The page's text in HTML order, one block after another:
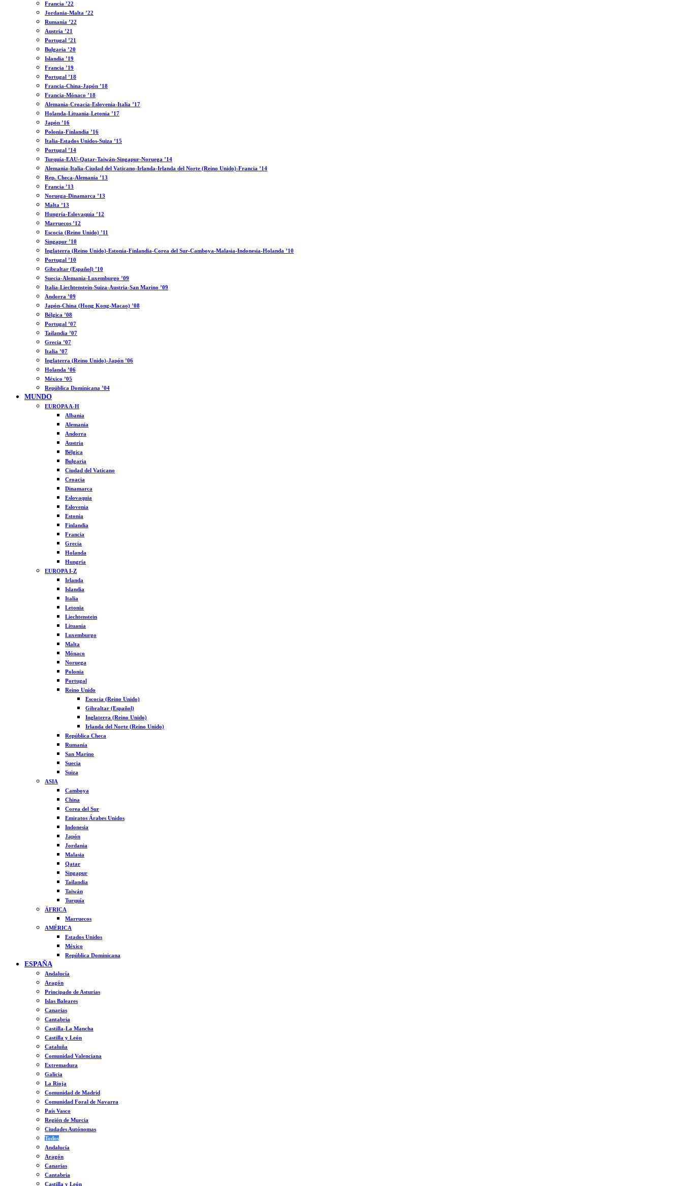
Francia ’22
Jordania-Malta ’22
Rumanía ’22
Austria ’21
Portugal ’21
Bulgaria ’20
Islandia ’19
Francia ’19
Portugal ’18
Francia-China-Japón ’18
Francia-Mónaco ’18
Alemania-Croacia-Eslovenia-Italia ’17
Holanda-Lituania-Letonia ’17
Japón ’16
Polonia-Finlandia ’16
Italia-Estados Unidos-Suiza ’15
Portugal ’14
Turquía-EAU-Qatar-Taiwán-Singapur-Noruega ’14
Alemania-Italia-Ciudad del Vaticano-Irlanda-Irlanda del Norte (Reino Unido)-Francia ’14
Rep. Checa-Alemania ’13
Francia ’13
Noruega-Dinamarca ’13
Malta ’13
Hungría-Eslovaquia ’12
Marruecos ’12
Escocia (Reino Unido) ’11
Singapur ’10
Inglaterra (Reino Unido)-Estonia-Finlandia-Corea del Sur-Camboya-Malasia-Indonesia-Holanda ’10
Portugal ’10
Gibraltar (Español) ’10
Suecia-Alemania-Luxemburgo ’09
Italia-Liechtenstein-Suiza-Austria-San Marino ’09
Andorra ’09
Japón-China (Hong Kong-Macao) ’08
Bélgica ’08
Portugal ’07
Tailandia ’07
Grecia ’07
Italia ’07
Inglaterra (Reino Unido)-Japón ’06
Holanda ’06
México ’05
República Dominicana ’04
MUNDO
EUROPA A-H
Albania
Alemania
Andorra
Austria
Bélgica
Bulgaria
Ciudad del Vaticano
Croacia
Dinamarca
Eslovaquia
Eslovenia
Estonia
Finlandia
Francia
Grecia
Holanda
Hungría
EUROPA I-Z
Irlanda
Islandia
Italia
Letonia
Liechtenstein
Lituania
Luxemburgo
Malta
Mónaco
Noruega
Polonia
Portugal
Reino Unido
Escocia (Reino Unido)
Gibraltar (Español)
Inglaterra (Reino Unido)
Irlanda del Norte (Reino Unido)
República Checa
Rumanía
San Marino
Suecia
Suiza
ASIA
Camboya
China
Corea del Sur
Emiratos Árabes Unidos
Indonesia
Japón
Jordania
Malasia
Qatar
Singapur
Tailandia
Taiwán
Turquía
ÁFRICA
Marruecos
AMÉRICA
Estados Unidos
México
República Dominicana
ESPAÑA
Andalucía
Aragón
Principado de Asturias
Islas Baleares
Canarias
Cantabria
Castilla-La Mancha
Castilla y León
Cataluña
Comunidad Valenciana
Extremadura
Galicia
La Rioja
Comunidad de Madrid
Comunidad Foral de Navarra
País Vasco
Región de Murcia
Ciudades Autónomas
Todos
Andalucía
Aragón
Canarias
Cantabria
Castilla y León